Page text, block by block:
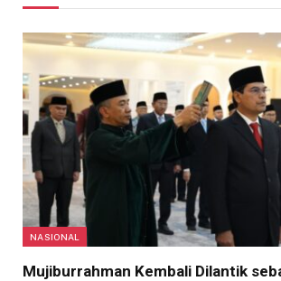
NASIONAL
Mujiburrahman Kembali Dilantik